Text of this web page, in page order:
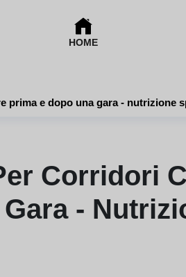
HOME
prima e dopo una gara - nutrizione
Corridori
-